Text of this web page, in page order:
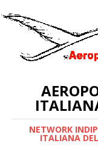
NETWORK
ITALIANA